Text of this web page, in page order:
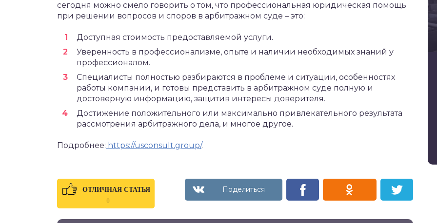
сегодня можно смело говорить о том, что профессиональная юридическая помощь
при решении вопросов и споров в арбитражном суде – это:
Доступная стоимость предоставляемой услуги.
Уверенность в профессионализме, опыте и наличии необходимых знаний у
профессионалом.
Специалисты полностью разбираются в проблеме и ситуации, особенностях
работы компании, и готовы представить в арбитражном суде полную и
достоверную информацию, защитив интересы доверителя.
Достижение положительного или максимально привлекательного результата
рассмотрения арбитражного дела, и многое другое.
Подробнее: https://usconsult.group/.
ОТЛИЧНАЯ СТАТЬЯ
0